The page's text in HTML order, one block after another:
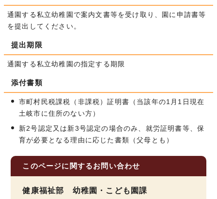
通園する私立幼稚園で案内文書等を受け取り、園に申請書等
を提出してください。
提出期限
通園する私立幼稚園の指定する期限
添付書類
市町村民税課税（非課税）証明書（当該年の1月1日現在
土岐市に住所のない方）
新2号認定又は新3号認定の場合のみ、就労証明書等、保
育が必要となる理由に応じた書類（父母とも）
このページに関するお問い合わせ
健康福祉部 幼稚園・こども園課